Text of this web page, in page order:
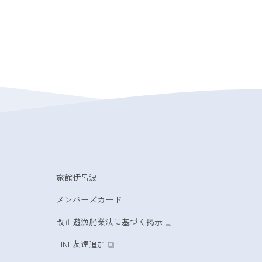
旅館伊呂波
メンバーズカード
改正遊漁船業法に基づく掲示
LINE友達追加